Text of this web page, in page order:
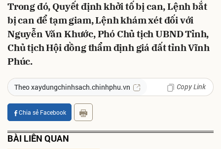
Trong đó, Quyết định khởi tố bị can, Lệnh bắt
bị can để tạm giam, Lệnh khám xét đối với
Nguyễn Văn Khước, Phó Chủ tịch UBND Tỉnh,
Chủ tịch Hội đồng thẩm định giá đất tỉnh Vĩnh
Phúc.
Theo xaydungchinhsach.chinhphu.vn Copy Link
Chia sẻ Facebook
BÀI LIÊN QUAN